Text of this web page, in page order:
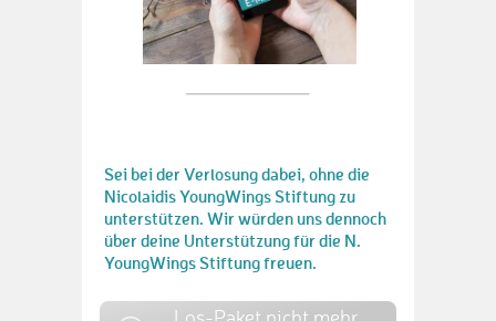
Sei bei der Verlosung dabei, ohne die
Nicolaidis YoungWings Stiftung zu
unterstützen. Wir würden uns dennoch
über deine Unterstützung für die N.
YoungWings Stiftung freuen.